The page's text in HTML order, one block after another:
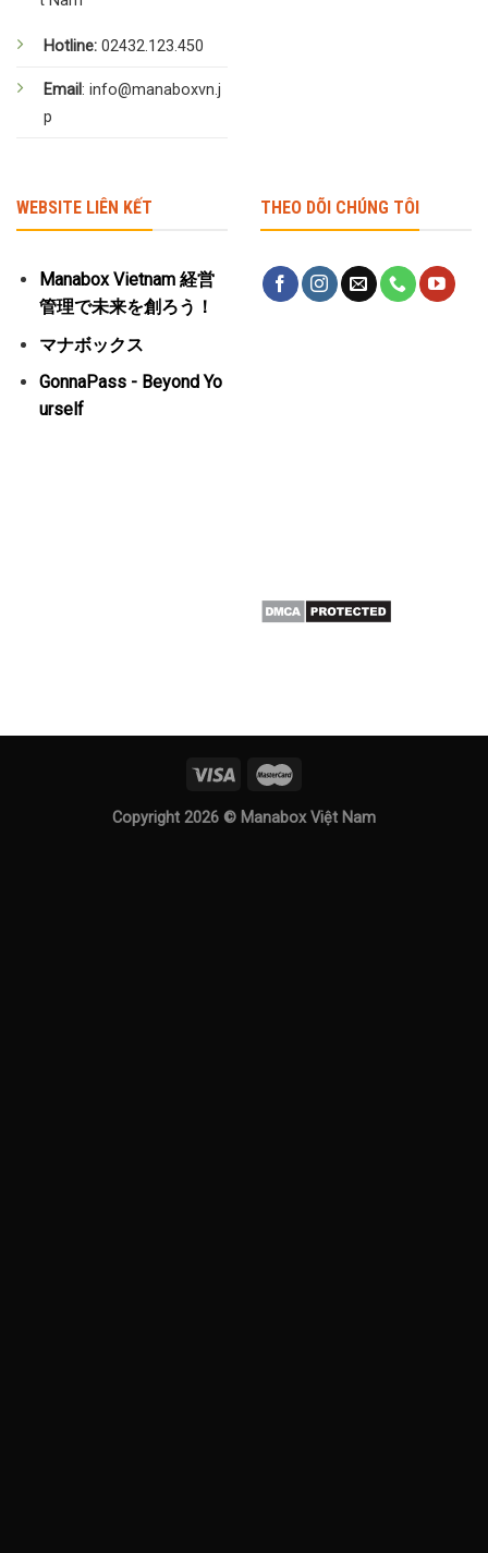
Hotline: 02432.123.450
Email: info@manaboxvn.j
p
WEBSITE LIÊN KẾT
Manabox Vietnam 経営
管理で未来を創ろう！
マナボックス
GonnaPass - Beyond Yo
urself
THEO DÕI CHÚNG TÔI
Copyright 2026 © Manabox Việt Nam